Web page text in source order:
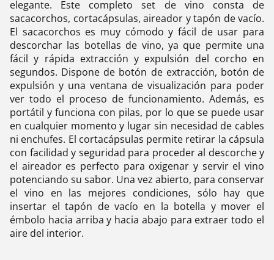
elegante. Este completo set de vino consta de
sacacorchos, cortacápsulas, aireador y tapón de vacío.
El sacacorchos es muy cómodo y fácil de usar para
descorchar las botellas de vino, ya que permite una
fácil y rápida extracción y expulsión del corcho en
segundos. Dispone de botón de extracción, botón de
expulsión y una ventana de visualización para poder
ver todo el proceso de funcionamiento. Además, es
portátil y funciona con pilas, por lo que se puede usar
en cualquier momento y lugar sin necesidad de cables
ni enchufes. El cortacápsulas permite retirar la cápsula
con facilidad y seguridad para proceder al descorche y
el aireador es perfecto para oxigenar y servir el vino
potenciando su sabor. Una vez abierto, para conservar
el vino en las mejores condiciones, sólo hay que
insertar el tapón de vacío en la botella y mover el
émbolo hacia arriba y hacia abajo para extraer todo el
aire del interior.